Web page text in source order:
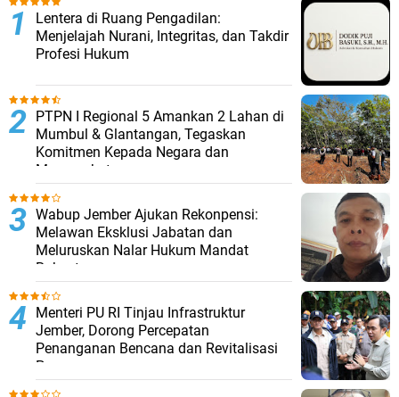
​Lentera di Ruang Pengadilan:
Menjelajah Nurani, Integritas, dan Takdir
Profesi Hukum
PTPN I Regional 5 Amankan 2 Lahan di
Mumbul & Glantangan, Tegaskan
Komitmen Kepada Negara dan
Masyarakat
Wabup Jember Ajukan Rekonpensi:
Melawan Eksklusi Jabatan dan
Meluruskan Nalar Hukum Mandat
Rakyat
Menteri PU RI Tinjau Infrastruktur
Jember, Dorong Percepatan
Penanganan Bencana dan Revitalisasi
Pasar